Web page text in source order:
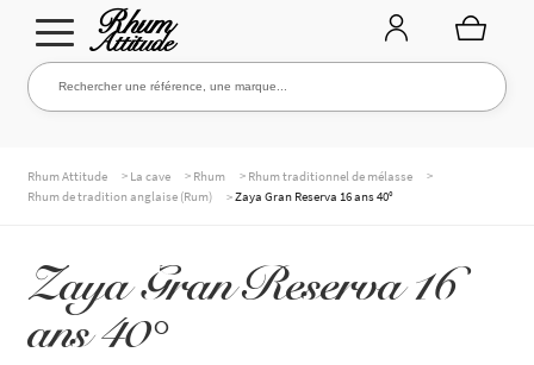
Aller
à
Aller
au
Rechercher une référence, une marque...
Rechercher
NOS RHUMS
Rhum Attitude > La cave > Rhum > Rhum traditionnel de mélasse
>
Rhum de tradition anglaise (Rum)
>Zaya Gran Reserva 16 ans 40°
Zaya Gran Reserva 16
ans 40°